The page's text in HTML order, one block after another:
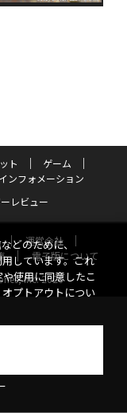
ト
ゲーム
インフォメーション
レビュー
運営会社
電子版について
Inc. 2026
どのために、
しています。これ
使用に同意したこ
プトアウトについ